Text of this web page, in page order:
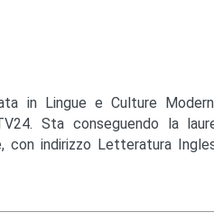
in Lingue e Culture
Sta conseguendo la
con indirizzo Letteratura